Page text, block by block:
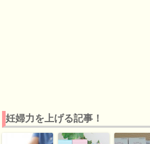
妊婦力を上げる記事！